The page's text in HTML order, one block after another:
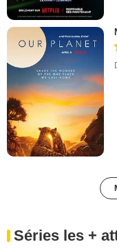
Séries les +